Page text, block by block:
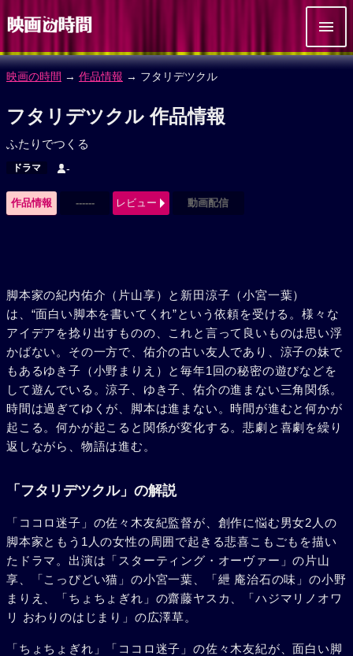
映画の時間 → 作品情報 → フタリデツクル
フタリデツクル 作品情報
ふたりでつくる
ドラマ -
作品情報 ------ レビュー 動画配信
脚本家の紀内佑介（片山享）と新田涼子（小宮一葉）
は、“面白い脚本を書いてくれ”という依頼を受ける。様々な
アイデアを捻り出すものの、これと言って良いものは思い浮
かばない。その一方で、佑介の古い友人であり、涼子の妹で
もあるゆき子（小野まりえ）と毎年1回の秘密の遊びなどを
して遊んでいる。涼子、ゆき子、佑介の進まない三角関係。
時間は過ぎてゆくが、脚本は進まない。時間が進むと何かが
起こる。何かが起こると関係が変化する。悲劇と喜劇を繰り
返しながら、物語は進む。
「フタリデツクル」の解説
「ココロ迷子」の佐々木友紀監督が、創作に悩む男女2人の
脚本家ともう1人の女性の周囲で起きる悲喜こもごもを描い
たドラマ。出演は「スターティング・オーヴァー」の片山
享、「こっぴどい猫」の小宮一葉、「紲 庵治石の味」の小野
まりえ、「ちょちょぎれ」の齋藤ヤスカ、「ハジマリノオワ
リ おわりのはじまり」の広澤草。
「ちょちょぎれ」「ココロ迷子」の佐々木友紀が、面白い脚